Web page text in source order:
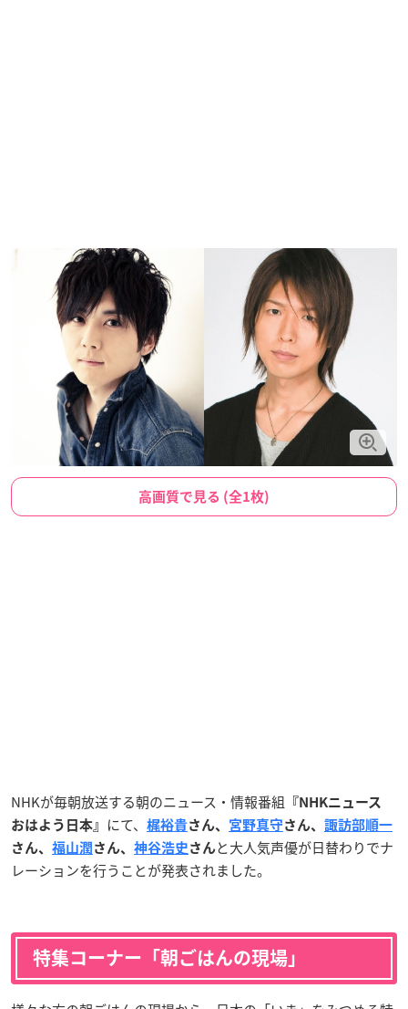
高画質で見る (全1枚)
NHKが毎朝放送する朝のニュース・情報番組 『NHKニュース
おはよう日本』
にて、 梶裕貴さん、 宮野真守さん、 諏訪部順一
さん、 福山潤 さん、 神谷浩史 さんと大人気声優が日替わりでナ
レーションを行うことが発表されました。
特集コーナー「朝ごはんの現場」